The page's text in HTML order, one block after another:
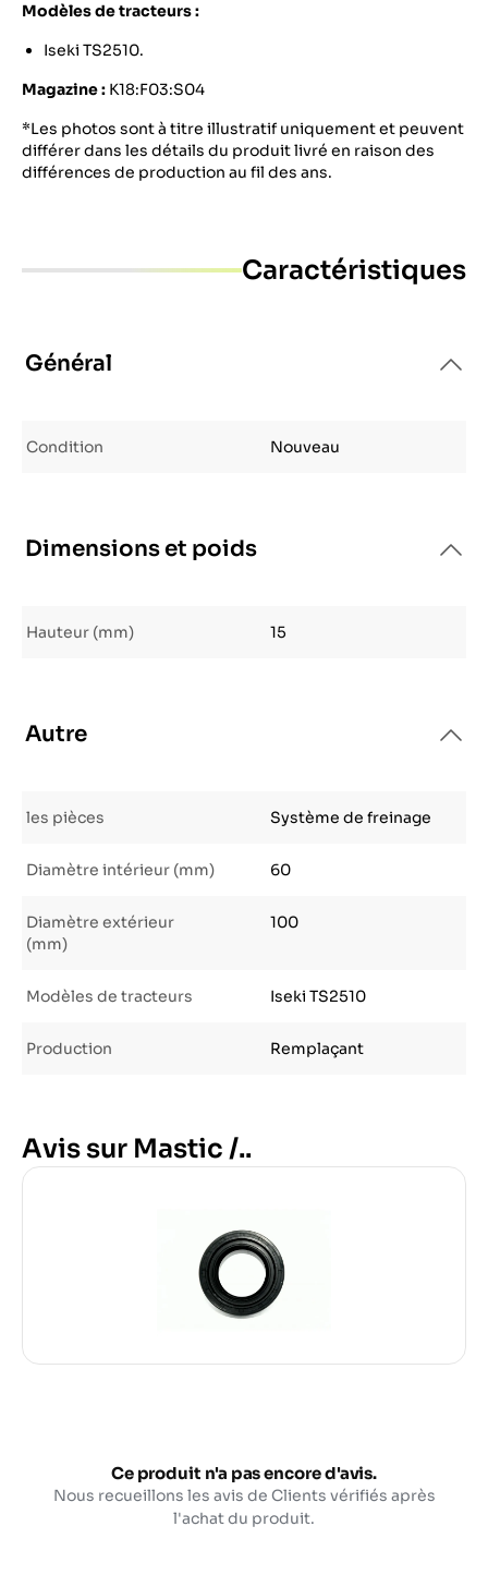
Modèles de tracteurs :
Iseki TS2510.
Magazine : K18:F03:S04
*Les photos sont à titre illustratif uniquement et peuvent
différer dans les détails du produit livré en raison des
différences de production au fil des ans.
Caractéristiques
Général
Condition Nouveau
Dimensions et poids
Hauteur (mm) 15
Autre
les pièces Système de freinage
Diamètre intérieur (mm) 60
Diamètre extérieur
(mm)
100
Modèles de tracteurs Iseki TS2510
Production Remplaçant
Avis sur Mastic /..
Ce produit n'a pas encore d'avis.
Nous recueillons les avis de Clients vérifiés après
l'achat du produit.